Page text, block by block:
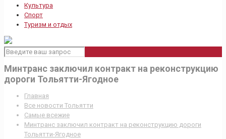
Культура
Спорт
Туризм и отдых
Минтранс заключил контракт на реконструкцию
дороги Тольятти-Ягодное
Главная
Все новости Тольятти
Самые всежие
Минтранс заключил контракт на реконструкцию дороги
Тольятти-Ягодное